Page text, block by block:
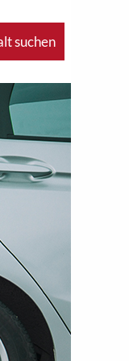
suchen